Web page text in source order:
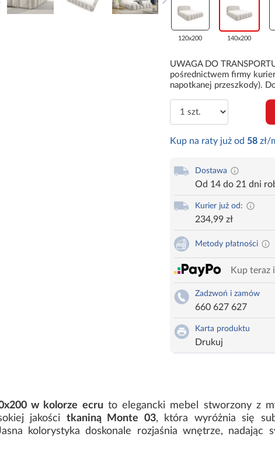
120x200 140x200
UWAGA DO
pośrednictwem firmy
napotkanej przeszkody).
Kup na raty już od 58zł/
Dostawa
Od 14 do 21 dni
Kurier już od:
234,99 zł
Metody płatności
Kup teraz
Zadzwoń i zamów
660 627 627
Karta produktu
Drukuj
w kolorze ecru to elegancki mebel stworzony z
jakości tkaniną Monte 03, która wyróżnia się
kolorystyka doskonale rozjaśnia wnętrze, nadając